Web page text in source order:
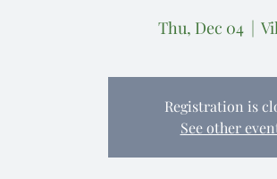
Thu, Dec 04
  |
Registration is
See other